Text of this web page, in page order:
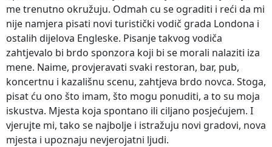
me trenutno okružuju. Odmah cu se ograditi i reći da mi
nije namjera pisati novi turistički vodič grada Londona i
ostalih dijelova Engleske. Pisanje takvog vodiča
zahtjevalo bi brdo sponzora koji bi se morali nalaziti iza
mene. Naime, provjeravati svaki restoran, bar, pub,
koncertnu i kazališnu scenu, zahtjeva brdo novca. Stoga,
pisat ću ono što imam, što mogu ponuditi, a to su moja
iskustva. Mjesta koja spontano ili ciljano posjećujem. I
vjerujte mi, tako se najbolje i istražuju novi gradovi, nova
mjesta i upoznaju nevjerojatni ljudi.